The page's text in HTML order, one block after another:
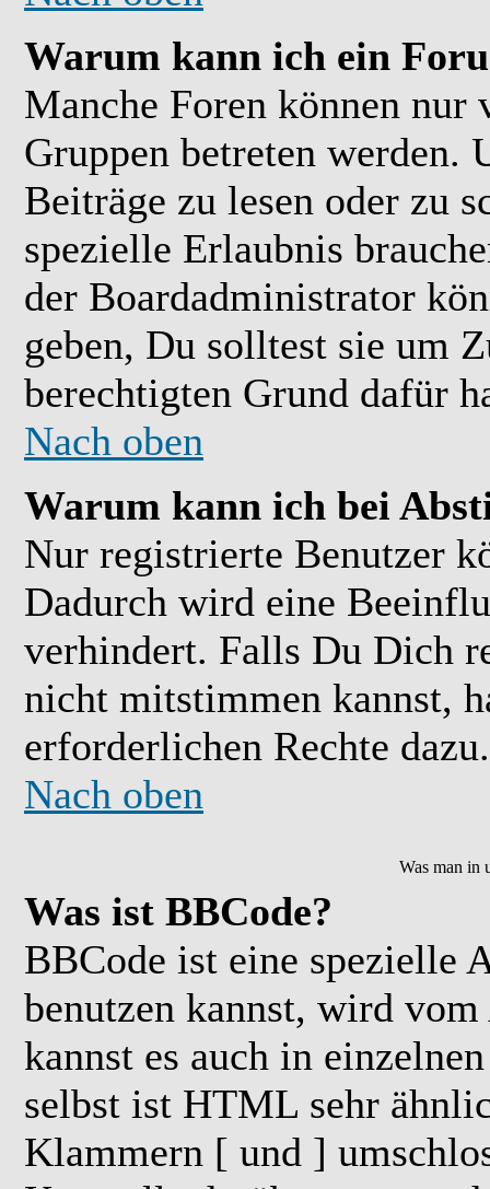
Warum kann ich ein
Manche Foren können nur
Gruppen betreten werden.
Beiträge zu lesen oder zu
spezielle Erlaubnis
der Boardadministrator
geben, Du solltest sie um
berechtigten Grund dafür
Nach oben
Warum kann ich bei
Nur registrierte Benutzer
Dadurch wird eine
verhindert. Falls Du Dich
nicht mitstimmen kannst,
erforderlichen Rechte dazu.
Nach oben
Was man in
Was ist BBCode?
BBCode ist eine spezielle
benutzen kannst, wird
kannst es auch in
selbst ist HTML sehr
Klammern [ und ]